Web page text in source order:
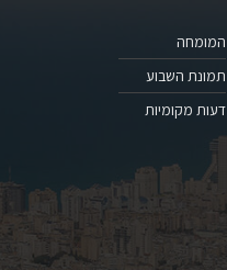
המומחה
תמונת השבוע
דעות מקומיות